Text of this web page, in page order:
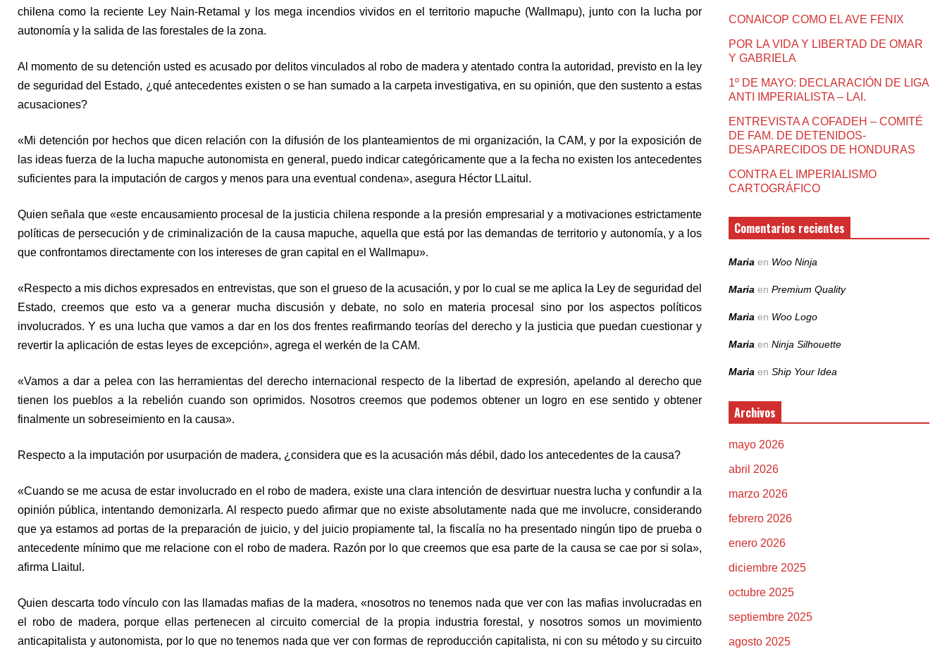
chilena como la reciente Ley Nain-Retamal y los mega incendios vividos en el territorio mapuche (Wallmapu), junto con la lucha por
autonomía y la salida de las forestales de la zona.
Al momento de su detención usted es acusado por delitos vinculados al robo de madera y atentado contra la autoridad, previsto en la ley
de seguridad del Estado, ¿qué antecedentes existen o se han sumado a la carpeta investigativa, en su opinión, que den sustento a estas
acusaciones?
«Mi detención por hechos que dicen relación con la difusión de los planteamientos de mi organización, la CAM, y por la exposición de
las ideas fuerza de la lucha mapuche autonomista en general, puedo indicar categóricamente que a la fecha no existen los antecedentes
suficientes para la imputación de cargos y menos para una eventual condena», asegura Héctor LLaitul.
Quien señala que «este encausamiento procesal de la justicia chilena responde a la presión empresarial y a motivaciones estrictamente
políticas de persecución y de criminalización de la causa mapuche, aquella que está por las demandas de territorio y autonomía, y a los
que confrontamos directamente con los intereses de gran capital en el Wallmapu».
«Respecto a mis dichos expresados en entrevistas, que son el grueso de la acusación, y por lo cual se me aplica la Ley de seguridad del
Estado, creemos que esto va a generar mucha discusión y debate, no solo en materia procesal sino por los aspectos políticos
involucrados. Y es una lucha que vamos a dar en los dos frentes reafirmando teorías del derecho y la justicia que puedan cuestionar y
revertir la aplicación de estas leyes de excepción», agrega el werkén de la CAM.
«Vamos a dar a pelea con las herramientas del derecho internacional respecto de la libertad de expresión, apelando al derecho que
tienen los pueblos a la rebelión cuando son oprimidos. Nosotros creemos que podemos obtener un logro en ese sentido y obtener
finalmente un sobreseimiento en la causa».
Respecto a la imputación por usurpación de madera, ¿considera que es la acusación más débil, dado los antecedentes de la causa?
«Cuando se me acusa de estar involucrado en el robo de madera, existe una clara intención de desvirtuar nuestra lucha y confundir a la
opinión pública, intentando demonizarla. Al respecto puedo afirmar que no existe absolutamente nada que me involucre, considerando
que ya estamos ad portas de la preparación de juicio, y del juicio propiamente tal, la fiscalía no ha presentado ningún tipo de prueba o
antecedente mínimo que me relacione con el robo de madera. Razón por lo que creemos que esa parte de la causa se cae por si sola»,
afirma Llaitul.
Quien descarta todo vínculo con las llamadas mafias de la madera, «nosotros no tenemos nada que ver con las mafias involucradas en
el robo de madera, porque ellas pertenecen al circuito comercial de la propia industria forestal, y nosotros somos un movimiento
anticapitalista y autonomista, por lo que no tenemos nada que ver con formas de reproducción capitalista, ni con su método y su circuito
CONAICOP COMO EL AVE FENIX
POR LA VIDA Y LIBERTAD DE OMAR
Y GABRIELA
1º DE MAYO: DECLARACIÓN DE LIGA
ANTI IMPERIALISTA – LAI.
ENTREVISTA A COFADEH – COMITÉ
DE FAM. DE DETENIDOS-
DESAPARECIDOS DE HONDURAS
CONTRA EL IMPERIALISMO
CARTOGRÁFICO
Comentarios recientes
Maria en Woo Ninja
Maria enPremium Quality
Maria en Woo Logo
Maria enNinja Silhouette
Maria enShip Your Idea
Archivos
mayo 2026
abril 2026
marzo 2026
febrero 2026
enero 2026
diciembre 2025
octubre 2025
septiembre 2025
agosto 2025